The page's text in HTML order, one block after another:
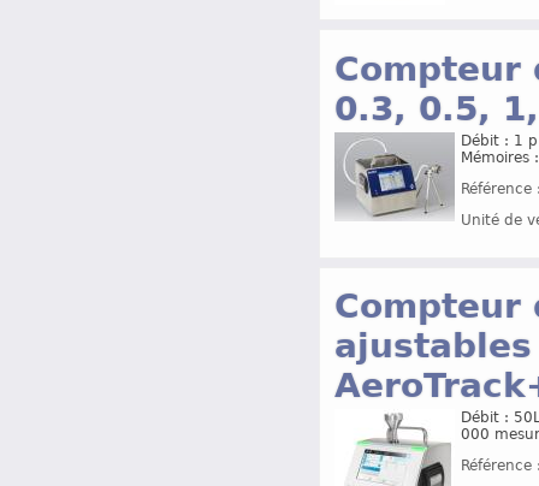
Compteur
0.3, 0.5,
Débit : 1
Mémoires
Unité de
Compteur
Débit :
000